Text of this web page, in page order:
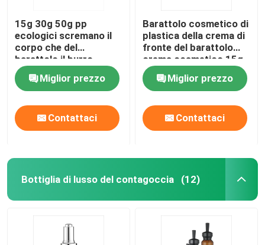
15g 30g 50g pp
ecologici scremano il
corpo che del
barattolo il burro
sfrega i barattoli
cosmetici dei barattoli
Miglior prezzo
Contattaci
Barattolo cosmetico di
plastica della crema di
fronte del barattolo
crema cosmetico 15g
30g 50g delle fodere
Miglior prezzo
Contattaci
Bottiglia di lusso del contagoccia (12)